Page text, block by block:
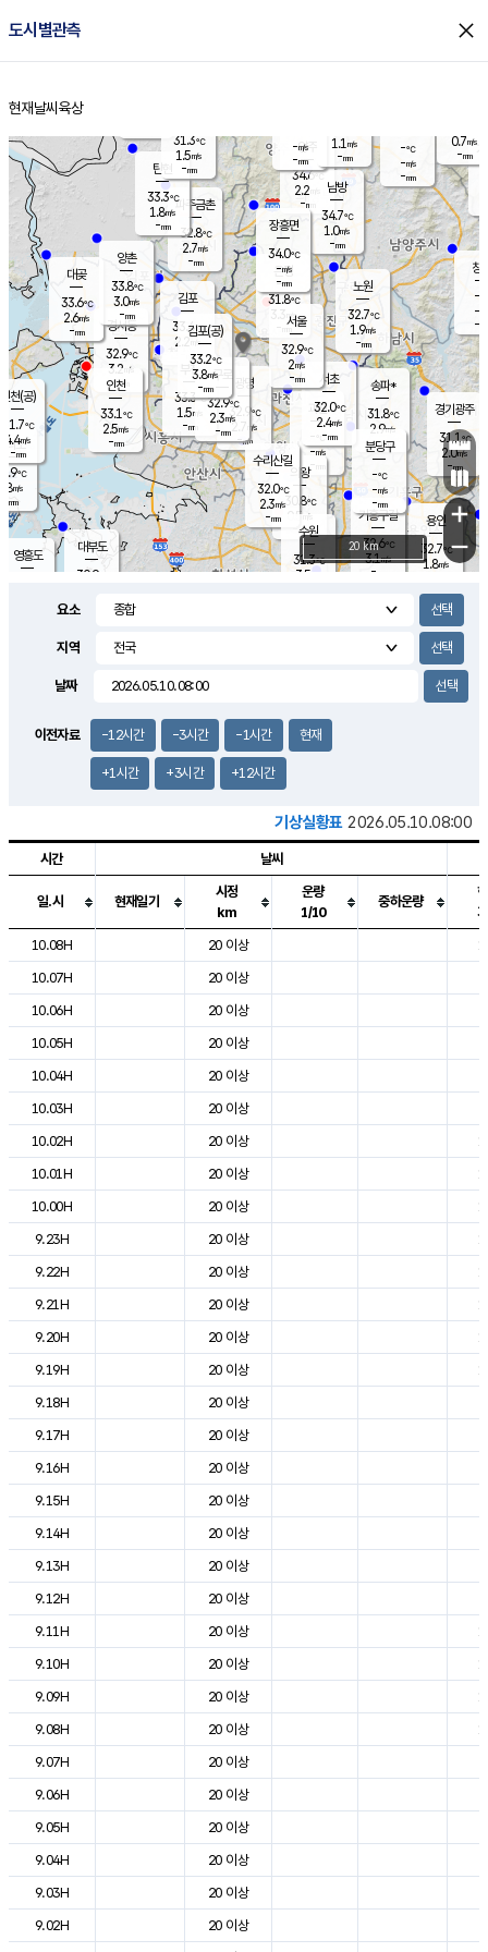
도시별관측 close
홈
현재날씨 육상
의도
℃
m/s
mm
영흥도
양주
34.6℃
2.2
-mm
과천
- ℃
-m/s
- mm
용인
32.7℃
1.8m/s
경기광주
31.1℃
2.0m/s
-mm
3.7m/s
대부도
30.9
경서동
32.9℃
3.2 m/s
-mm
파주금촌
32.8℃
2.7m/s
-mm
-℃
-m/s
-mm
대곶
33.6℃
2.6m/s
-mm
창
-
-m/
-
탄현
33.3℃
1.8m/s
-mm
0.7m/s
-mm
의왕
30.8℃
0.5m/s
mm
김포
33.4℃
2.2 m/s
mm
광명
32.9 ℃
2.7 m/s
-mm
부천
33.3℃
1.5m/s
-mm
양촌
33.8℃
3.0m/s
-mm
구로
32.9℃
2.3m/s
-mm
은평
31.8℃
3.3 m/s
- mm
노원
32.7℃
1.9m/s
-mm
송파*
31.8℃
2.9m/s
-mm
서초
32.0℃
2.4m/s
-mm
남방
34.7℃
1.0m/s
-mm
기흥구갈
32.6℃
3.1m/s
-
수리산길
32.0℃
2.3m/s
-mm
분당구
-℃
-m/s
-mm
장흥면
34.0℃
-m/s
-mm
-m/s
-mm
인천(공)
31.7℃
4.4m/s
-mm
김포(공)
33.2℃
3.8m/s
-mm
수원
31.3℃
3.5 m/s
인천
33.1℃
2.5m/s
-mm
서울
32.9℃
2m/s
-mm
31.3℃
1.5m/s
-mm
1.1 m/s
-mm
+
−
20 km
요소
지역
날짜
이전자료 -12시간 -3시간 -1시간 현재
+1시간 +3시간 +12시간
기상실황표 2026.05.10.08:00
도시별 기상실황표로 지점, 날씨, 기온, 강수, 바람, 기압등을 안내한 표입
시간 날씨
일.시 현재일기
시정
km
운량
1/10
중하운량
10.08H
20 이상
10.07H
20 이상
10.06H
20 이상
10.05H
20 이상
10.04H
20 이상
10.03H
20 이상
10.02H
20 이상
10.01H
20 이상
10.00H
20 이상
9.23H
20 이상
9.22H
20 이상
9.21H
20 이상
9.20H
20 이상
9.19H
20 이상
9.18H
20 이상
9.17H
20 이상
9.16H
20 이상
9.15H
20 이상
9.14H
20 이상
9.13H
20 이상
9.12H
20 이상
9.11H
20 이상
9.10H
20 이상
9.09H
20 이상
9.08H
20 이상
9.07H
20 이상
9.06H
20 이상
9.05H
20 이상
9.04H
20 이상
9.03H
20 이상
9.02H
20 이상